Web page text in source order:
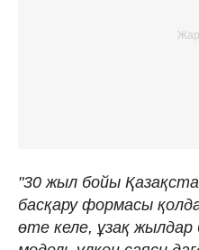
"30 жыл бойы
басқару формасы
өте келе, ұзақ